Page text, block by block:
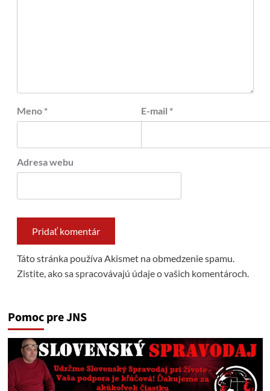
Meno * E-mail *
Adresa webu
Táto stránka používa Akismet na obmedzenie spamu.
Zistite, ako sa spracovávajú údaje o vašich komentároch.
Pomoc pre JNS